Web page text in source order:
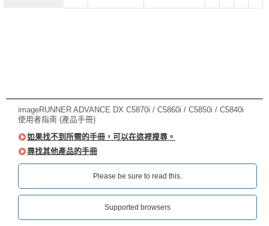
imageRUNNER ADVANCE DX C5870i / C5860i / C5850i / C5840i
使用者指南 (產品手冊)
如果找不到所需的手冊，可以在這裡搜尋。
尋找其他產品的手冊
Please be sure to read this.‎
Supported browsers